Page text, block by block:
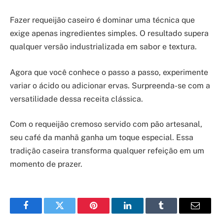
Fazer requeijão caseiro é dominar uma técnica que
exige apenas ingredientes simples. O resultado supera
qualquer versão industrializada em sabor e textura.
Agora que você conhece o passo a passo, experimente
variar o ácido ou adicionar ervas. Surpreenda-se com a
versatilidade dessa receita clássica.
Com o requeijão cremoso servido com pão artesanal,
seu café da manhã ganha um toque especial. Essa
tradição caseira transforma qualquer refeição em um
momento de prazer.
FacebookTwitter Pinterest LinkedInTumblr Email